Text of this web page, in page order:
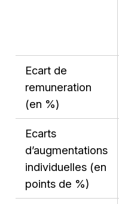
Ecart de
remuneration
(en %)
Ecarts
d’augmentations
individuelles (en
points de %)